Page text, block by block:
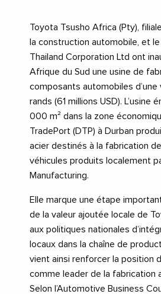
Toyota Tsusho Africa (Pty),
la construction automobile, et
Thailand Corporation Ltd ont
Afrique du Sud une usine de
composants automobiles d’une
rands (61 millions USD). L’usine
000 m² dans la zone
TradePort (DTP) à Durban
acier destinés à la fabrication
véhicules produits localement
Manufacturing.
Elle marque une étape
de la valeur ajoutée locale de
aux politiques nationales
locaux dans la chaîne de
vient ainsi renforcer la position
comme leader de la fabrication
Selon l’Automotive Business